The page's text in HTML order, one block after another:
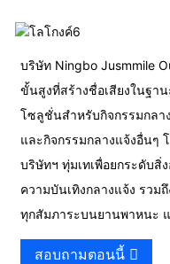
บริษัท Ningbo Jusmmile
ขั้นสูงที่สร้างชื่อเสียงในฐ
โซลูชั่นสำหรับกิจกรรมกลา
และกิจกรรมกลางแจ้งอื่นๆ
บริษัทฯ ทุ่มเทเพื่อยกระดับสิ่
ความบันเทิงกลางแจ้ง รว
ทุกสัมภาระบนยานพาหนะ
สอบถามตอนนี้